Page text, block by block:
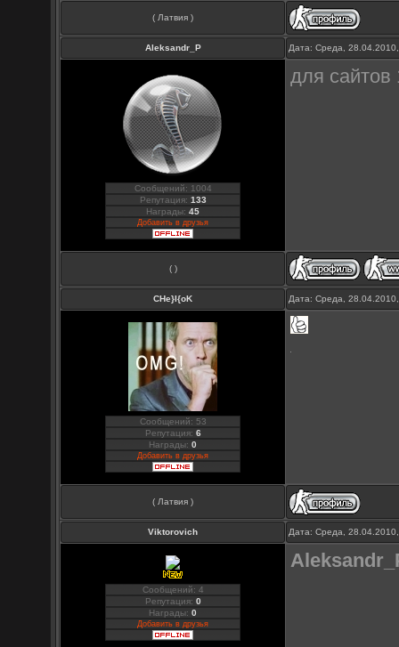
( Латвия )
Aleksandr_P Дата: Среда,
Сообщений: 1004
Репутация: 133
Награды:45
Добавить в друзья
для сайтов
( )
CHe}I{oK Дата: Среда,
Сообщений: 53
Репутация: 6
Награды:0
Добавить в друзья
( Латвия )
Viktorovich Дата: Среда,
Сообщений: 4
Репутация: 0
Награды:0
Добавить в друзья